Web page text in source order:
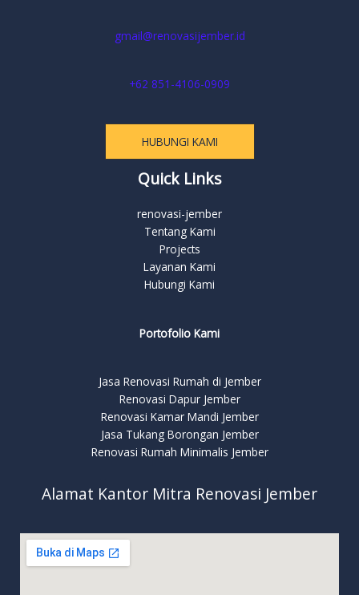
gmail@renovasijember.id
+62 851-4106-0909
HUBUNGI KAMI
Quick Links
renovasi-jember
Tentang Kami
Projects
Layanan Kami
Hubungi Kami
Portofolio Kami
Jasa Renovasi Rumah di Jember
Renovasi Dapur Jember
Renovasi Kamar Mandi Jember
Jasa Tukang Borongan Jember
Renovasi Rumah Minimalis Jember
Alamat Kantor Mitra Renovasi Jember